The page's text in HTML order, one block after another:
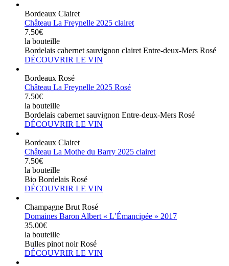
Bordeaux Clairet
Château La Freynelle 2025 clairet
7.50€
la bouteille
Bordelais cabernet sauvignon clairet Entre-deux-Mers Rosé
DÉCOUVRIR LE VIN
Bordeaux Rosé
Château La Freynelle 2025 Rosé
7.50€
la bouteille
Bordelais cabernet sauvignon Entre-deux-Mers Rosé
DÉCOUVRIR LE VIN
Bordeaux Clairet
Château La Mothe du Barry 2025 clairet
7.50€
la bouteille
Bio Bordelais Rosé
DÉCOUVRIR LE VIN
Champagne Brut Rosé
Domaines Baron Albert « L’Émancipée » 2017
35.00€
la bouteille
Bulles pinot noir Rosé
DÉCOUVRIR LE VIN